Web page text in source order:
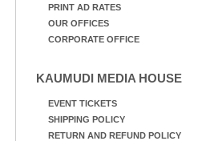
PRINT AD RATES
OUR OFFICES
CORPORATE OFFICE
KAUMUDI MEDIA HOUSE
EVENT TICKETS
SHIPPING POLICY
RETURN AND REFUND POLICY